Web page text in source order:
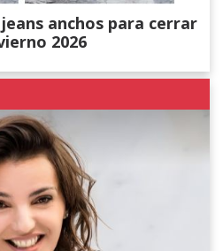
anchos para cerrar
2026